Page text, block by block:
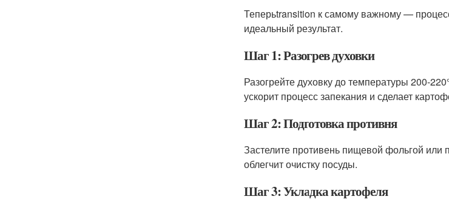
Теперьtransition к самому важному —
идеальный результат.
Шаг 1: Разогрев духовки
Разогрейте духовку до температуры 200-
ускорит процесс запекания и сделает
Шаг 2: Подготовка противня
Застелите противень пищевой фольгой или
облегчит очистку посуды.
Шаг 3: Укладка картофеля